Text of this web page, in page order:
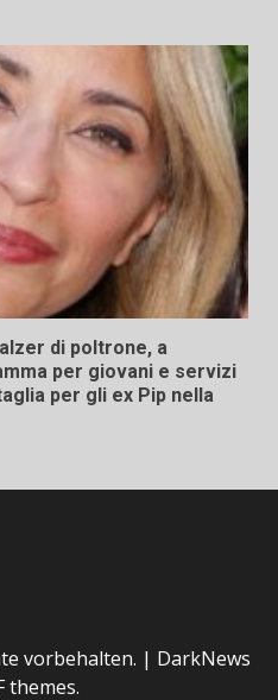
di poltrone, a
per giovani e servizi
per gli ex Pip nella
vorbehalten. | DarkNews
themes.